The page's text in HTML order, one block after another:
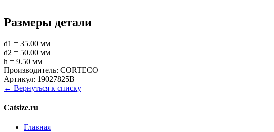
Размеры детали
d1 = 35.00 мм
d2 = 50.00 мм
h = 9.50 мм
Производитель: CORTECO
Артикул: 19027825B
← Вернуться к списку
Catsize.ru
Главная